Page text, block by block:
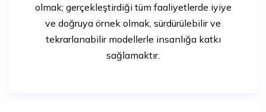
olmak; gerçekleştirdiği tüm faaliyetlerde iyiye
ve doğruya örnek olmak, sürdürülebilir ve
tekrarlanabilir modellerle insanlığa katkı
sağlamaktır.